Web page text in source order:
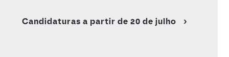
Candidaturas a partir de 20 de julho